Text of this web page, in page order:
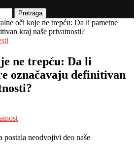
Pretraga
oči koje ne trepću: Da li pametne
kraj naše privatnosti?
ne trepću: Da li
označavaju definitivan
postala neodvojivi deo naše